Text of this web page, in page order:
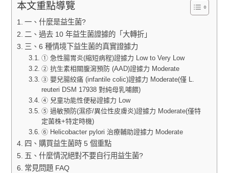
本文重點導覽
一、什麼是益生菌?
二、過去 10 年益生菌證據的「大轉折」
三、6 種情境下益生菌的真實證據力
① 急性腸胃炎(縮短病程)證據力 Low to Very Low
② 抗生素相關腹瀉預防 (AAD)證據力 Moderate
③ 嬰兒腸絞痛 (infantile colic)證據力 Moderate(僅 L.
reuteri DSM 17938 對純母乳哺餵)
④ 兒童功能性便秘證據力 Low
⑤ 過敏預防(濕疹/異位性皮膚炎)證據力 Moderate(僅特
定菌株+特定時機)
⑥ Helicobacter pylori 治療輔助證據力 Moderate
四、購買益生菌時 5 個重點
五、什麼情況絕對不要自行用益生菌?
常見問題 FAQ